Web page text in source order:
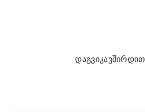
დაგვიკავშირდით